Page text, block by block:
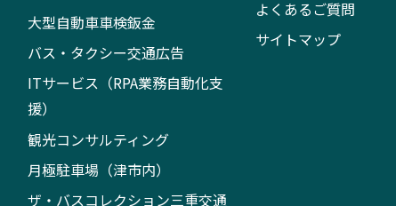
大型自動車車検鈑金
バス・タクシー交通広告
ITサービス（RPA業務自動化支
援）
観光コンサルティング
月極駐車場（津市内）
ザ・バスコレクション三重交通
よくあるご質問
サイトマップ